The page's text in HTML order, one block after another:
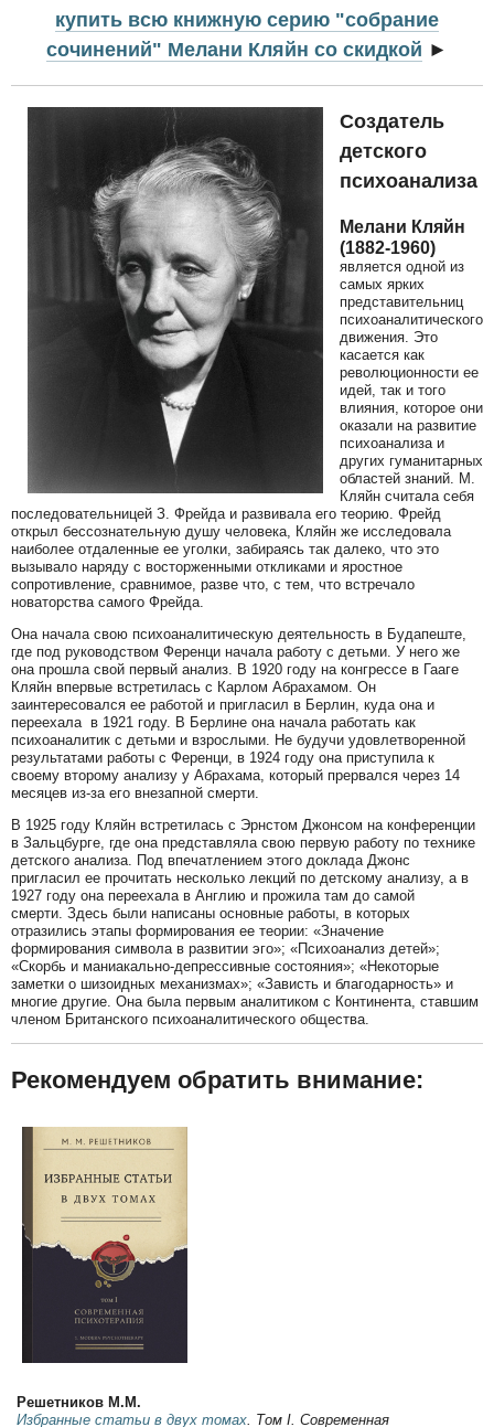
купить всю книжную серию "собрание
сочинений" Мелани Кляйн со скидкой ►
Создатель
детского
психоанализа
Мелани Кляйн
(1882-1960)
является одной из
самых ярких
представительниц
психоаналитического
движения. Это
касается как
революционности ее
идей, так и того
влияния, которое они
оказали на развитие
психоанализа и
других гуманитарных
областей знаний. М.
Кляйн считала себя
последовательницей З. Фрейда и развивала его теорию. Фрейд
открыл бессознательную душу человека, Кляйн же исследовала
наиболее отдаленные ее уголки, забираясь так далеко, что это
вызывало наряду с восторженными откликами и яростное
сопротивление, сравнимое, разве что, с тем, что встречало
новаторства самого Фрейда.
Она начала свою психоаналитическую деятельность в Будапеште,
где под руководством Ференци начала работу с детьми. У него же
она прошла свой первый анализ. В 1920 году на конгрессе в Гааге
Кляйн впервые встретилась с Карлом Абрахамом. Он
заинтересовался ее работой и пригласил в Берлин, куда она и
переехала в 1921 году. В Берлине она начала работать как
психоаналитик с детьми и взрослыми. Не будучи удовлетворенной
результатами работы с Ференци, в 1924 году она приступила к
своему второму анализу у Абрахама, который прервался через 14
месяцев из-за его внезапной смерти.
В 1925 году Кляйн встретилась с Эрнстом Джонсом на конференции
в Зальцбурге, где она представляла свою первую работу по технике
детского анализа. Под впечатлением этого доклада Джонс
пригласил ее прочитать несколько лекций по детскому анализу, а в
1927 году она переехала в Англию и прожила там до самой
смерти. Здесь были написаны основные работы, в которых
отразились этапы формирования ее теории: «Значение
формирования символа в развитии эго»; «Психоанализ детей»;
«Скорбь и маниакально-депрессивные состояния»; «Некоторые
заметки о шизоидных механизмах»; «Зависть и благодарность» и
многие другие. Она была первым аналитиком с Континента, ставшим
членом Британского психоаналитического общества.
Рекомендуем обратить внимание:
Решетников М.М.
Избранные статьи в двух томах. Том I. Современная